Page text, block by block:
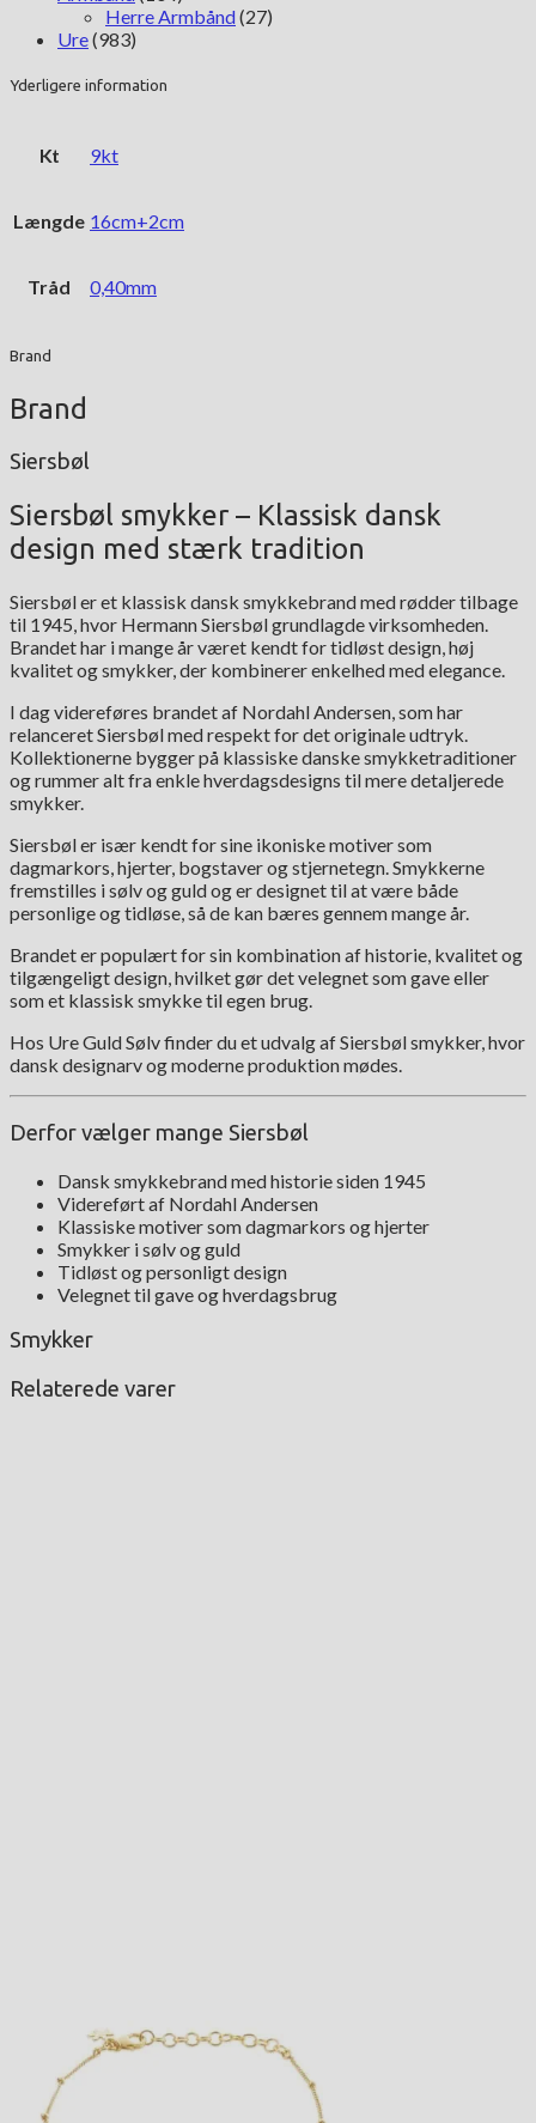
Herre Armbånd(27)
Ure(983)
Yderligere information
Kt 9kt
Længde 16cm+2cm
Tråd 0,40mm
Brand
Brand
Siersbøl
Siersbøl smykker – Klassisk dansk
design med stærk tradition
Siersbøl er et klassisk dansk smykkebrand med rødder tilbage
til 1945, hvor Hermann Siersbøl grundlagde virksomheden.
Brandet har i mange år været kendt for tidløst design, høj
kvalitet og smykker, der kombinerer enkelhed med elegance.
I dag videreføres brandet af Nordahl Andersen, som har
relanceret Siersbøl med respekt for det originale udtryk.
Kollektionerne bygger på klassiske danske smykketraditioner
og rummer alt fra enkle hverdagsdesigns til mere detaljerede
smykker.
Siersbøl er især kendt for sine ikoniske motiver som
dagmarkors, hjerter, bogstaver og stjernetegn. Smykkerne
fremstilles i sølv og guld og er designet til at være både
personlige og tidløse, så de kan bæres gennem mange år.
Brandet er populært for sin kombination af historie, kvalitet og
tilgængeligt design, hvilket gør det velegnet som gave eller
som et klassisk smykke til egen brug.
Hos Ure Guld Sølv finder du et udvalg af Siersbøl smykker, hvor
dansk designarv og moderne produktion mødes.
Derfor vælger mange Siersbøl
Dansk smykkebrand med historie siden 1945
Videreført af Nordahl Andersen
Klassiske motiver som dagmarkors og hjerter
Smykker i sølv og guld
Tidløst og personligt design
Velegnet til gave og hverdagsbrug
Smykker
Relaterede varer